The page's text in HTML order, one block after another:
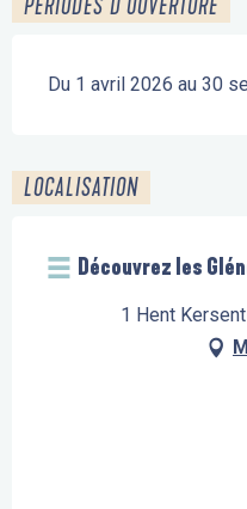
PÉRIODES D'OUVERTURE
Du 1 avril 2026 au 30
LOCALISATION
Découvrez les
1 Hent